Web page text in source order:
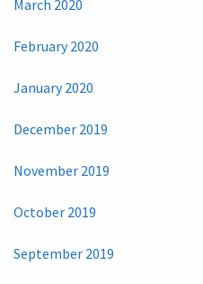
March 2020
February 2020
January 2020
December 2019
November 2019
October 2019
September 2019